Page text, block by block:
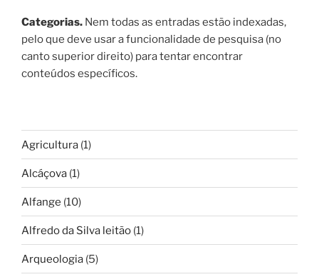
Categorias. Nem todas as entradas estão indexadas,
pelo que deve usar a funcionalidade de pesquisa (no
canto superior direito) para tentar encontrar
conteúdos específicos.
Agricultura (1)
Alcáçova (1)
Alfange (10)
Alfredo da Silva leitão (1)
Arqueologia (5)